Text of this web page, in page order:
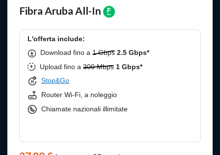
Fibra Aruba All-In
L'offerta include:
Download fino a 1 Gbps 2.5 Gbps*
Upload fino a 300 Mbps 1 Gbps*
Stop&Go
Router Wi-Fi, a noleggio
Chiamate nazionali illimitate